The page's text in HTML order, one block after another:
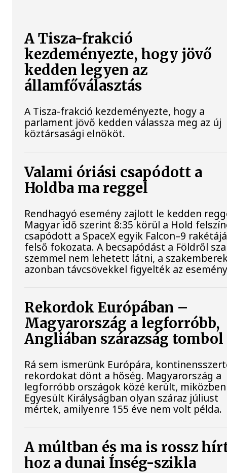
A Tisza-frakció
kezdeményezte, hogy jövő
kedden legyen az
államfőválasztás
A Tisza-frakció kezdeményezte, hogy a
parlament jövő kedden válassza meg az új
köztársasági elnököt.
Valami óriási csapódott a
Holdba ma reggel
Rendhagyó esemény zajlott le kedden
Magyar idő szerint 8:35 körül a Hold
csapódott a SpaceX egyik Falcon–9
felső fokozata. A becsapódást a Földről
szemmel nem lehetett látni, a
azonban távcsövekkel figyelték az
Rekordok Európában –
Magyarország a legforróbb,
Angliában szárazság tombol
Rá sem ismerünk Európára,
rekordokat dönt a hőség. Magyarország a
legforróbb országok közé került,
Egyesült Királyságban olyan száraz júliust
mértek, amilyenre 155 éve nem volt példa.
A múltban és ma is rossz
hoz a dunai Ínség-szikla